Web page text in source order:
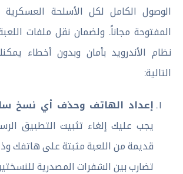
الوصول الكامل لكل الأسلحة العسكرية
المفتوحة مجاناً. ولضمان نقل ملفات
نظام الأندرويد بأمان وبدون أخطاء
التالية:
إعداد الهاتف وحذف أي نسخ
يجب عليك إلغاء تثبيت التطبيق
قديمة من اللعبة مثبتة على هاتفك
تضارب بين الشفرات المصدرية